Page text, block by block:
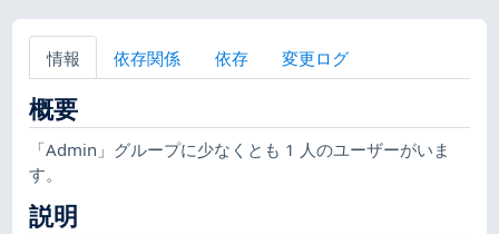
情報 依存関係 依存 変更ログ
概要
「Admin」グループに少なくとも 1 人のユーザーがいま
す。
説明